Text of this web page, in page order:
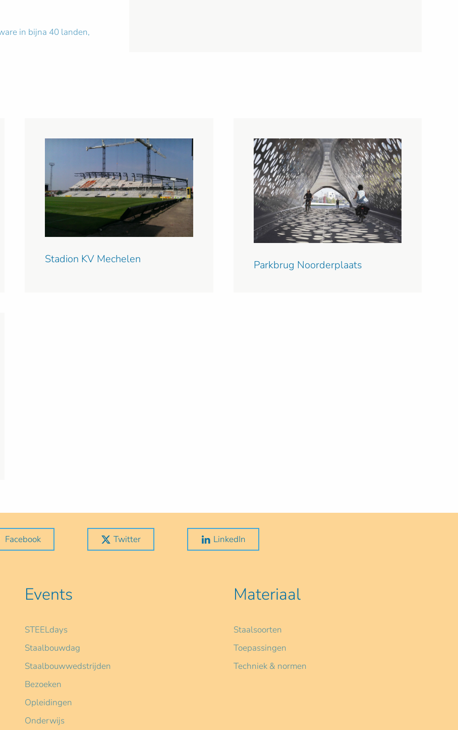
in bijna 40 landen,
Stadion KV Mechelen Parkbrug Noorderplaats
Facebook Twitter LinkedIn
Events
STEELdays
Staalbouwdag
Staalbouwwedstrijden
Bezoeken
Opleidingen
Onderwijs
Materiaal
Staalsoorten
Toepassingen
Techniek & normen